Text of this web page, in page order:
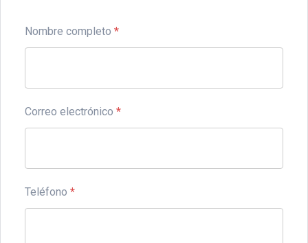
Nombre completo *
Correo electrónico *
Teléfono *